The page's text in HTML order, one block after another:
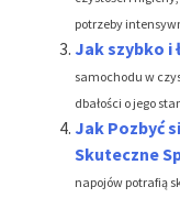
potrzeby
Jak szybko i
samochodu w
dbałości o jego
Jak Pozbyć
Skuteczne
napojów potrafią